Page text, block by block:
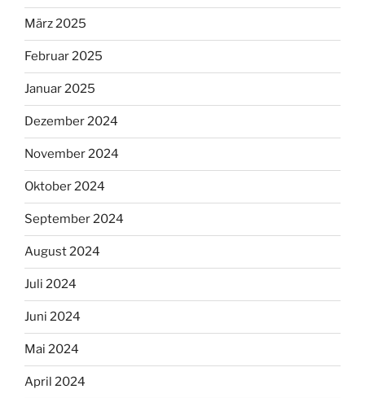
März 2025
Februar 2025
Januar 2025
Dezember 2024
November 2024
Oktober 2024
September 2024
August 2024
Juli 2024
Juni 2024
Mai 2024
April 2024